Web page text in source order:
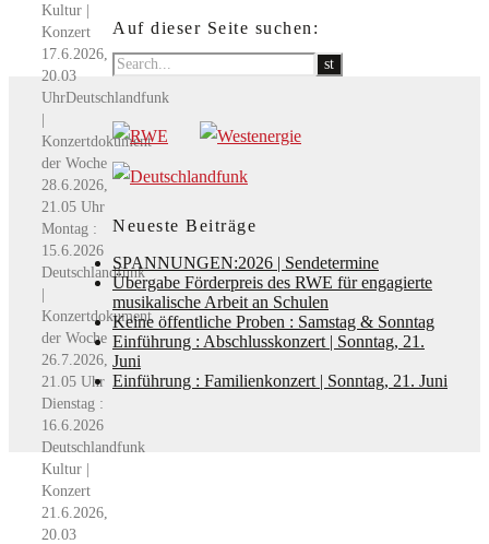
Kultur |
Konzert
17.6.2026,
20.03
UhrDeutschlandfunk
Konzertdokument
der Woche
28.6.2026,
21.05 Uhr
Montag :
15.6.2026
Deutschlandfunk
Konzertdokument
der Woche
26.7.2026,
21.05 Uhr
Dienstag :
16.6.2026
Deutschlandfunk
Kultur |
Konzert
21.6.2026,
20.03
Auf dieser Seite suchen:
Neueste Beiträge
SPANNUNGEN:2026 | Sendetermine
Übergabe Förderpreis des RWE für engagierte
musikalische Arbeit an Schulen
Keine öffentliche Proben : Samstag & Sonntag
Einführung : Abschlusskonzert | Sonntag, 21.
Juni
Einführung : Familienkonzert | Sonntag, 21. Juni